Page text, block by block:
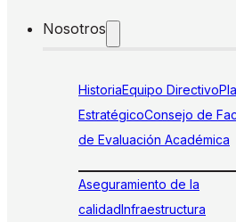
Nosotros
HistoriaEquipo Directivo
EstratégicoConsejo de
de Evaluación Académica
Aseguramiento de la
calidadInfraestructura